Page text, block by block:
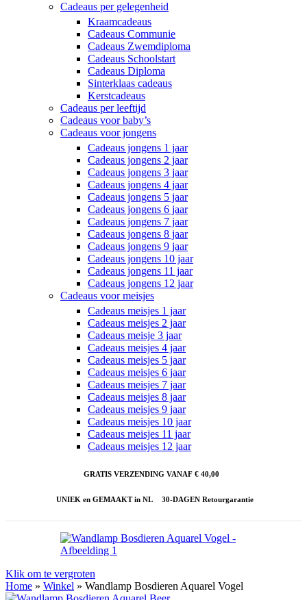
Cadeaus per gelegenheid
Kraamcadeaus
Cadeaus Communie
Cadeaus Zwemdiploma
Cadeaus Schoolstart
Cadeaus Diploma
Sinterklaas cadeaus
Kerstcadeaus
Cadeaus per leeftijd
Cadeaus voor baby’s
Cadeaus voor jongens
Cadeaus jongens 1 jaar
Cadeaus jongens 2 jaar
Cadeaus jongens 3 jaar
Cadeaus jongens 4 jaar
Cadeaus jongens 5 jaar
Cadeaus jongens 6 jaar
Cadeaus jongens 7 jaar
Cadeaus jongens 8 jaar
Cadeaus jongens 9 jaar
Cadeaus jongens 10 jaar
Cadeaus jongens 11 jaar
Cadeaus jongens 12 jaar
Cadeaus voor meisjes
Cadeaus meisjes 1 jaar
Cadeaus meisjes 2 jaar
Cadeaus meisje 3 jaar
Cadeaus meisjes 4 jaar
Cadeaus meisjes 5 jaar
Cadeaus meisjes 6 jaar
Cadeaus meisjes 7 jaar
Cadeaus meisjes 8 jaar
Cadeaus meisjes 9 jaar
Cadeaus meisjes 10 jaar
Cadeaus meisjes 11 jaar
Cadeaus meisjes 12 jaar
GRATIS VERZENDING VANAF € 40,00
UNIEK en GEMAAKT in NL 30-DAGEN Retourgarantie
Klik om te vergroten
Home » Winkel » Wandlamp Bosdieren Aquarel Vogel